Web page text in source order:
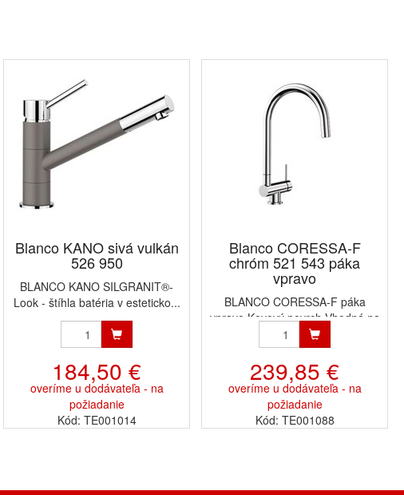
Blanco KANO sivá vulkán
526 950
BLANCO KANO SILGRANIT®-
Look - štíhla batéria v esteticko...
184,50 €
overíme u dodávateľa - na
požiadanie
Kód: TE001014
Blanco CORESSA-F
chróm 521 543 páka
vpravo
BLANCO CORESSA-F páka
vpravo Kovový povrch Vhodná na
za...
239,85 €
overíme u dodávateľa - na
požiadanie
Kód: TE001088